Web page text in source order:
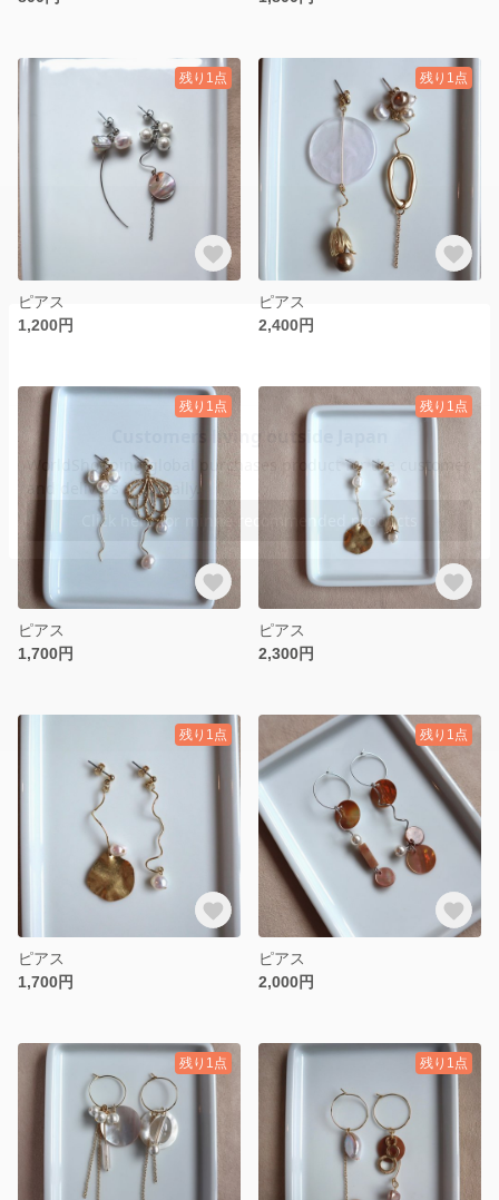
残り1点
ピアス
1,200円
残り1点
ピアス
2,400円
残り1点
ピアス
1,700円
残り1点
ピアス
2,300円
残り1点
ピアス
1,700円
残り1点
ピアス
2,000円
残り1点 残り1点